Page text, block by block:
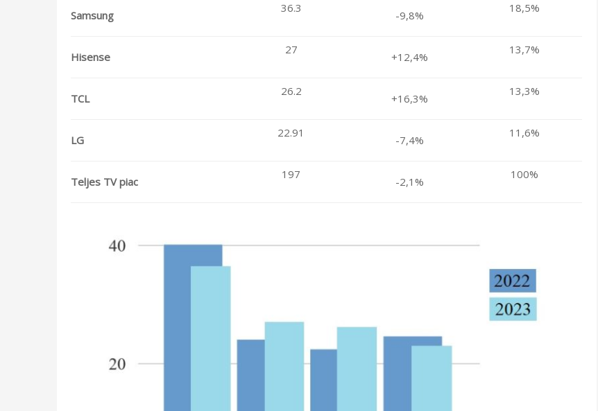
Samsung
36.3
-9,8%
18,5%
Hisense
27
+12,4%
13,7%
TCL
26.2
+16,3%
13,3%
LG
22.91
-7,4%
11,6%
Teljes TV piac
197
-2,1%
100%